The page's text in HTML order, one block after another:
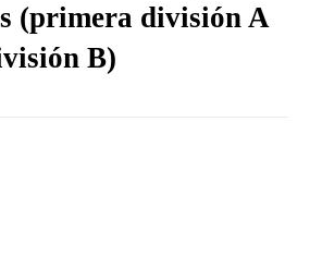
(primera división A
B)